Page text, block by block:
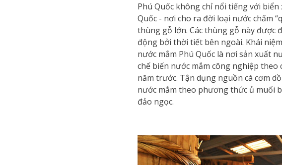
Phú Quốc không chỉ nổi tiếng với
Quốc - nơi cho ra đời loại nước chấm
thùng gỗ lớn. Các thùng gỗ này được
động bởi thời tiết bên ngoài. Khái
nước mắm Phú Quốc là nơi sản xuất
chế biến nước mắm công nghiệp theo
năm trước. Tận dụng nguồn cá cơm
nước mắm theo phương thức ủ muối
đảo ngọc.